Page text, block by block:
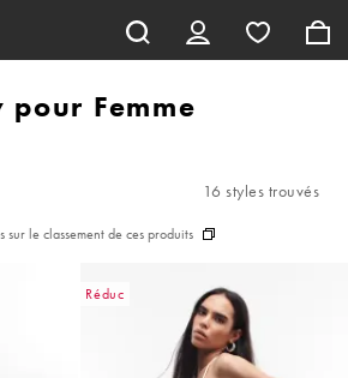
pour Femme
16 styles trouvés
sur le classement de ces produits
Réduc